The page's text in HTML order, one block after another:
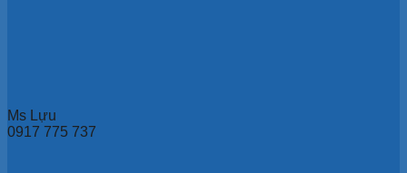
Ms Lựu
0917 775 737